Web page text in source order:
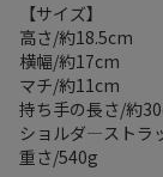
【サイズ】
高さ/約18.5cm
横幅/約17cm
マチ/約11cm
持ち手の長さ/約
ショルダ―ストラ
重さ/540g